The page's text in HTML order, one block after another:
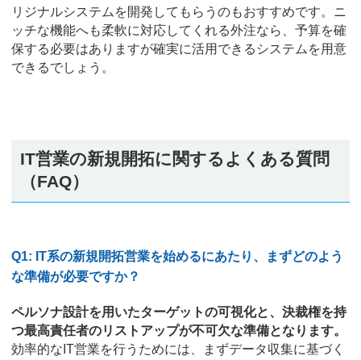
リジナルシステムを開発してもらうのもおすすめです。ニ
ッチな機能へも柔軟に対応してくれる外注なら、予算を確
保する必要はありますが確実に活用できるシステムを用意
できるでしょう。
IT営業の新規開拓に関するよくある質問
（FAQ）
Q1: IT系の新規開拓営業を始めるにあたり、まずどのよう
な準備が必要ですか？
ペルソナ設計を用いたターゲットの可視化と、決裁権を持
つ最高責任者のリストアップが不可欠な準備となります。
効率的なIT営業を行うためには、まずデータ収集に基づく